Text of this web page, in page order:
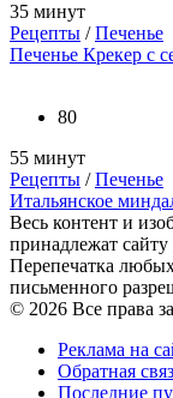
35 минут
Рецепты /Печенье
Печенье Крекер с
80
55 минут
Рецепты /Печенье
Итальянское
Весь контент и
принадлежат сайту
Перепечатка
письменного
© 2026 Все права
Реклама на
Обратная
Последние